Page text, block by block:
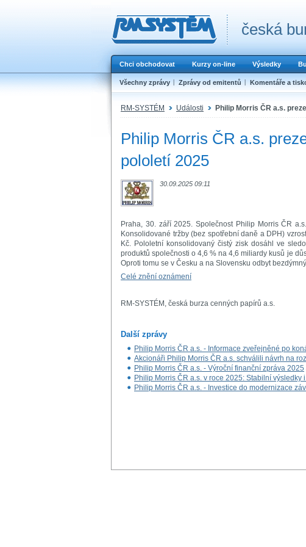
česká
Chci obchodovat Kurzy on-line Výsledky
Všechny zprávy Zprávy od emitentů Komentáře a
RM-SYSTÉM Události Philip Morris ČR a.s.
Philip Morris ČR a.s.
pololetí 2025
30.09.2025 09:11
Praha, 30. září 2025. Společnost Philip Morris ČR
Konsolidované tržby (bez spotřební daně a DPH)
Kč. Pololetní konsolidovaný čistý zisk dosáhl ve
produktů společnosti o 4,6 % na 4,6 miliardy kusů je
Oproti tomu se v Česku a na Slovensku odbyt
Celé znění oznámení
RM-SYSTÉM, česká burza cenných papírů a.s.
Další zprávy
Philip Morris ČR a.s. - Informace zveřejněné po
Akcionáři Philip Morris ČR a.s. schválili návrh na
Philip Morris ČR a.s. - Výroční finanční zpráva 2025
Philip Morris ČR a.s. v roce 2025: Stabilní
Philip Morris ČR a.s. - Investice do modernizace